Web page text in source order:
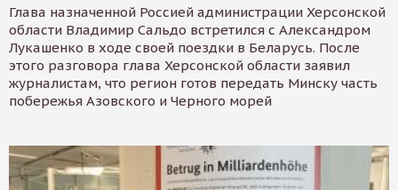
Глава назначенной Россией администрации Херсонской
области Владимир Сальдо встретился с Александром
Лукашенко в ходе своей поездки в Беларусь. После
этого разговора глава Херсонской области заявил
журналистам, что регион готов передать Минску часть
побережья Азовского и Черного морей